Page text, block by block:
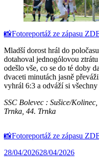
📸Fotoreportáž ze zápasu
Mladší dorost hrál do
dotahoval jednogólovou
odešlo vše, co se do té doby
dvaceti minutách jasně
vyhrál 6:3 a odváží si všechny
SSC Bolevec : Sušice/
Trnka, 44. Trnka
📸Fotoreportáž ze zápasu
28/04/202628/04/2026